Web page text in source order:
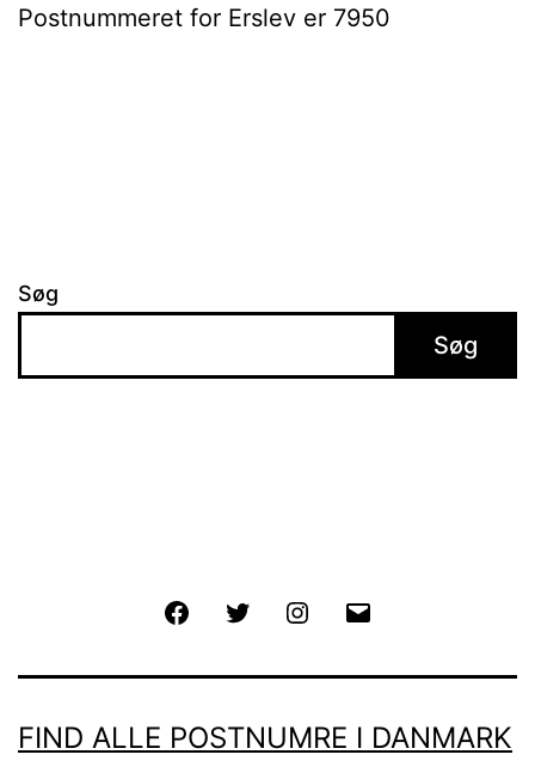
Postnummeret for Erslev er 7950
Søg
Søg
FacebookTwitter Instagram
FIND ALLE POSTNUMRE I DANMARK